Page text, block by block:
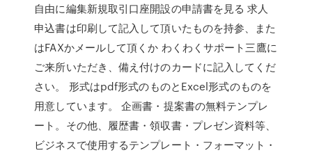
自由に編集新規取引口座開設の申請書を見る 求人
申込書は印刷して記入して頂いたものを持参、また
はFAXかメールして頂くか わくわくサポート三鷹に
ご来所いただき、備え付けのカードに記入してくだ
さい。 形式はpdf形式のものとExcel形式のものを
用意しています。 企画書・提案書の無料テンプレ
ート。その他、履歴書・領収書・プレゼン資料等、
ビジネスで使用するテンプレート・フォーマット・